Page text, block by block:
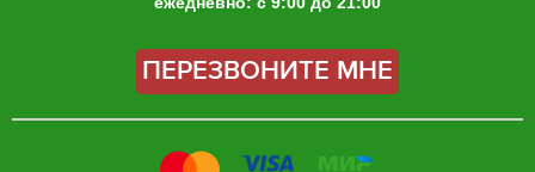
ПЕРЕЗВОНИТЕ МНЕ